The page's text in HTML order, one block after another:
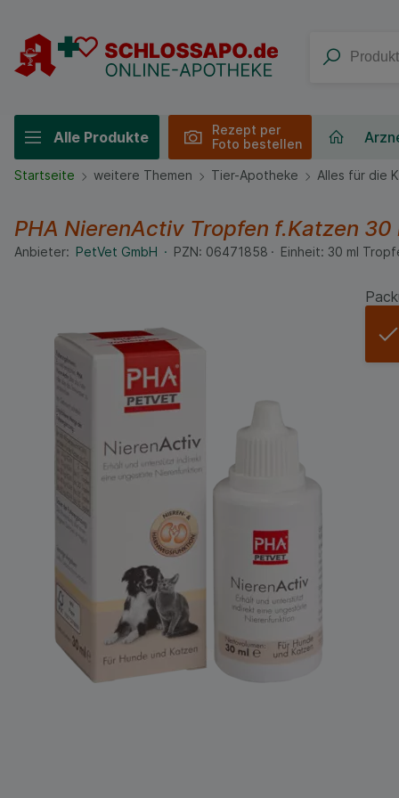
Alle Produkte
Rezept per
Foto bestellen
Startseite weitere Themen Tier-Apotheke Alles für die
PHA NierenActiv Tropfen f.Katzen 30
Anbieter: PetVet GmbH PZN: 06471858 Einheit: 30 ml